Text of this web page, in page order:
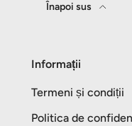
Înapoi sus
Informații
Termeni și condiții
Politica de